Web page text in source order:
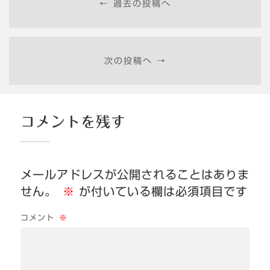
← 過去の投稿へ
次の投稿へ →
コメントを残す
メールアドレスが公開されることはありま
せん。
※ が付いている欄は必須項目です
コメント ※